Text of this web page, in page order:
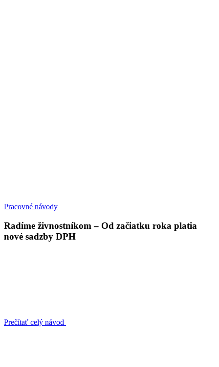
Pracovné návody
Radíme živnostníkom – Od začiatku roka platia
nové sadzby DPH
Prečítať celý návod